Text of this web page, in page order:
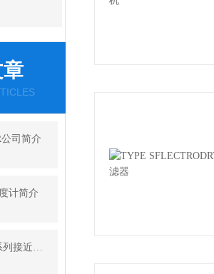
司简介
计简介
图尔克新型Uprox 3系列接近开关